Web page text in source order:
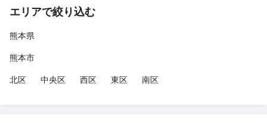
エリアで絞り込む
熊本県
熊本市
北区
中央区 西区 東区 南区